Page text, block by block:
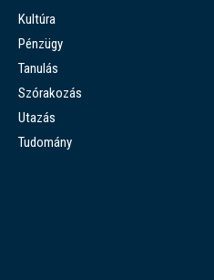
Kultúra
Pénzügy
Tanulás
Szórakozás
Utazás
Tudomány